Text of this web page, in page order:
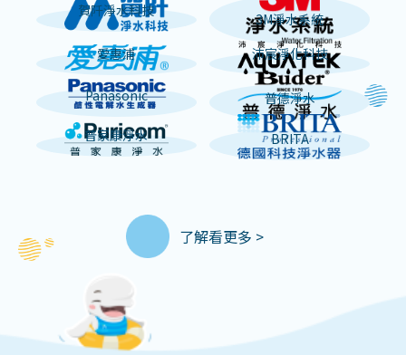
賀阡淨水科技
3M淨水系統
愛惠浦
沛宸淨化科技
Panasonic 普德淨水
普家康淨水 BRITA
了解看更多 >